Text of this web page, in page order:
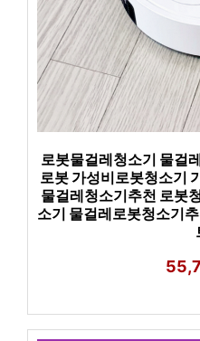
로봇물걸레청소기 물걸
로봇 가성비로봇청소기
물걸레청소기추천 로봇
소기 물걸레로봇청소기